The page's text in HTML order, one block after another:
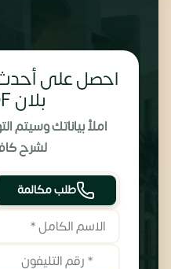
احصل على أحدث
بلان PDF الآن
املأ بياناتك وسيتم
لشرح
طلب مكالمة